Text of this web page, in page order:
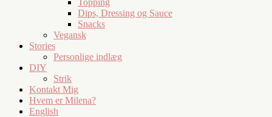
Dips, Dressing og Sauce
Snacks
Vegansk
Stories
Personlige indlæg
DIY
Strik
Kontakt Mig
Hvem er Milena?
English